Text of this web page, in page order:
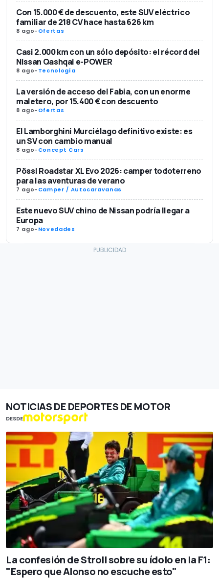
Con 15.000 € de descuento, este SUV eléctrico
familiar de 218 CV hace hasta 626 km
8 ago-Ofertas
Casi 2.000 km con un sólo depósito: el récord del
Nissan Qashqai e-POWER
8 ago-Tecnología
La versión de acceso del Fabia, con un enorme
maletero, por 15.400 € con descuento
8 ago-Ofertas
El Lamborghini Murciélago definitivo existe: es
un SV con cambio manual
8 ago-Concept Cars
Pössl Roadstar XL Evo 2026: camper todoterreno
para las aventuras de verano
7 ago-Camper / Autocaravanas
Este nuevo SUV chino de Nissan podría llegar a
Europa
7 ago-Novedades
NOTICIAS DE DEPORTES DE MOTOR
DESDE
La confesión de Stroll sobre su ídolo en la F1:
"Espero que Alonso no escuche esto"